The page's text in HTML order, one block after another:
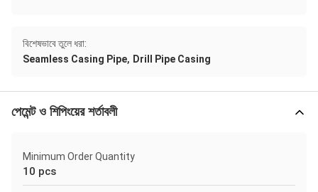
বিশেষভাবে তুলে ধরা:
Seamless Casing Pipe, Drill Pipe Casing
পেমেন্ট ও শিপিংয়ের শর্তাবলী
Minimum Order Quantity
10 pcs